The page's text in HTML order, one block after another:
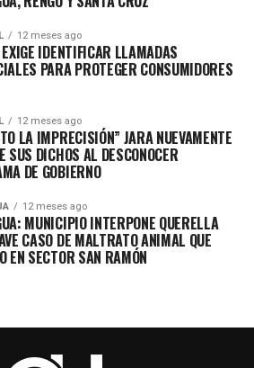
12 meses ago
IDENTIFICAR LLAMADAS
PARA PROTEGER CONSUMIDORES
12 meses ago
LA IMPRECISIÓN” JARA NUEVAMENTE
SUS DICHOS AL DESCONOCER
DE GOBIERNO
12 meses ago
MUNICIPIO INTERPONE QUERELLA
CASO DE MALTRATO ANIMAL QUE
EN SECTOR SAN RAMÓN